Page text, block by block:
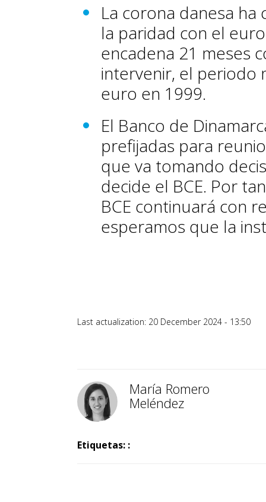
La corona danesa
la paridad con el
encadena 21 meses
intervenir, el periodo
euro en 1999.
El Banco de
prefijadas para
que va tomando
decide el BCE. Por
BCE continuará con
esperamos que la
Last actualization: 20 December 2024 - 13:50
María Romero
Meléndez
Etiquetas: